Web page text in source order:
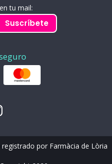
tu mail:
Suscríbete
por Farmàcia de Lòria